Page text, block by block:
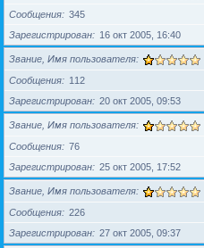
Сообщения
345
Зарегистрирован
16 окт 2005, 16:40
Звание, Имя пользователя
Сообщения
112
Зарегистрирован
20 окт 2005, 09:53
Звание, Имя пользователя
Сообщения
76
Зарегистрирован
25 окт 2005, 17:52
Звание, Имя пользователя
Сообщения
226
Зарегистрирован
27 окт 2005, 09:37